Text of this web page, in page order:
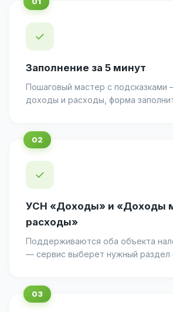
✓
Заполнение за 5 минут
Пошаговый мастер с подсказками
доходы и расходы, форма
✓
УСН «Доходы» и «Доходы
расходы»
Поддерживаются оба объекта
— сервис выберет нужный раздел